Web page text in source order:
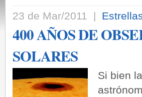
23 de Mar/2011 |
400 AÑOS DE
SOLARES
Si bien